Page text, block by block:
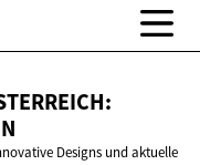
Designs und aktuelle